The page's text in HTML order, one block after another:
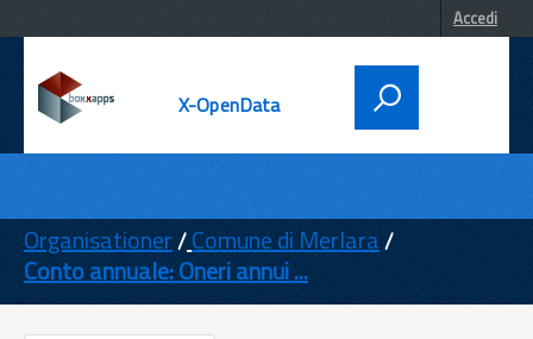
Accedi
X-OpenData
ENTI
TEMI
INFORMAZIONI
Organisationer Comune di Merlara
Conto annuale: Oneri annui ...